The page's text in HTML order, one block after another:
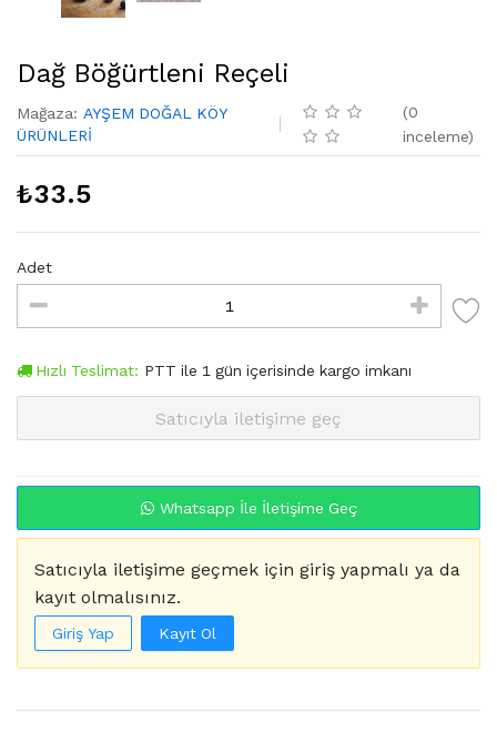
Dağ Böğürtleni Reçeli
Mağaza: AYŞEM DOĞAL KÖY
ÜRÜNLERİ
(0
inceleme)
₺33.5
Adet
Hızlı Teslimat: PTT ile 1 gün içerisinde kargo imkanı
Satıcıyla iletişime geç
Whatsapp İle İletişime Geç
Satıcıyla iletişime geçmek için giriş yapmalı ya da
kayıt olmalısınız.
Giriş Yap Kayıt Ol